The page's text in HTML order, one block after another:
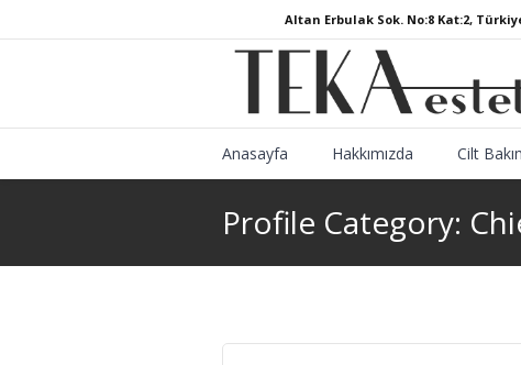
Altan Erbulak Sok. No:8 Kat:2,
Anasayfa Hakkımızda Cilt
Profile Category: